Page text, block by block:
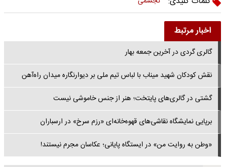
اخبار مرتبط
گالری گردی در آخرین جمعه بهار
نقش کودکان شهید میناب با لباس تیم ملی بر دیوارنگاره میدان راه‌آهن
گشتی در گالری‌های پایتخت؛ هنر از جنس خاموشی نیست
برپایی نمایشگاه نقاشی‌های قهوه‌خانه‌ای «رزم سرخ» در ارسباران
«وطن به روایت من» در ایستگاه پایانی؛ عکاسان مجرم نیستند!